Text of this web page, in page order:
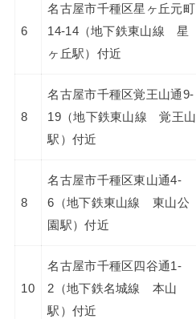
6
名古屋市千種区星ヶ丘元町
14-14（地下鉄東山線 星
ヶ丘駅）付近
8
名古屋市千種区覚王山通9-
19（地下鉄東山線 覚王山
駅）付近
8
名古屋市千種区東山通4-
6（地下鉄東山線 東山公
園駅）付近
10
名古屋市千種区四谷通1-
2（地下鉄名城線 本山
駅）付近